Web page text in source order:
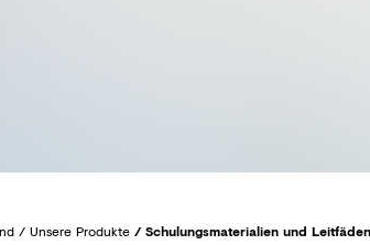
/ Unsere Produkte / Schulungsmaterialien und Leitfäden